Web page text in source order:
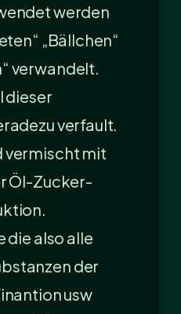
werden
„Bällchen“
verwandelt.
dieser
verfault.
vermischt mit
Öl-Zucker-
die also alle
der
usw